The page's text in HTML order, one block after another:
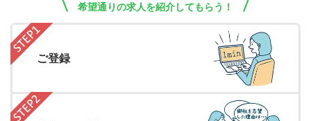
希望通りの求人を紹介してもらう！
ご登録